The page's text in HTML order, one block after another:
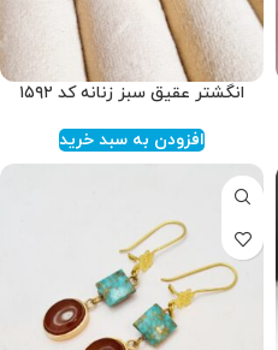
انگشتر عقیق سبز زنانه کد ۱۵۹۲
افزودن به سبد خرید